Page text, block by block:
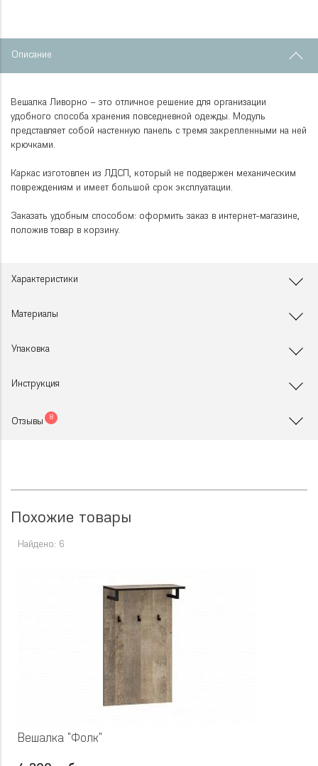
Описание
Вешалка Ливорно – это отличное решение для организации
удобного способа хранения повседневной одежды. Модуль
представляет собой настенную панель с тремя закрепленными на ней
крючками.
Каркас изготовлен из ЛДСП, который не подвержен механическим
повреждениям и имеет большой срок эксплуатации.
Заказать удобным способом: оформить заказ в интернет-магазине,
положив товар в корзину.
Характеристики
Материалы
Упаковка
Инструкция
Отзывы 8
Похожие товары
Найдено: 6
Вешалка "Фолк"